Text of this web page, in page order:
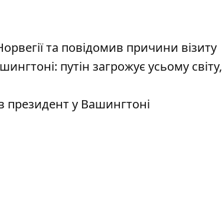
та повідомив причини візиту
путін загрожує усьому світу,
президент у Вашингтоні